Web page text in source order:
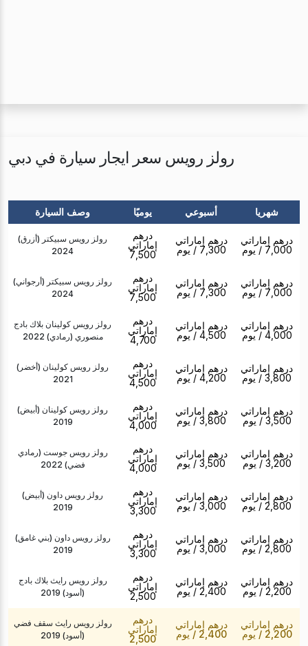
رولز رويس سعر ايجار سيارة في دبي
وصف السيارة يوميًا أسبوعي شهريا
رولز رويس سبيكتر (أزرق)
2024
درهم
إماراتي
7,500
درهم إماراتي
7,300 / يوم
درهم إماراتي
7,000 / يوم
رولز رويس سبيكتر (أرجواني)
2024
درهم
إماراتي
7,500
درهم إماراتي
7,300 / يوم
درهم إماراتي
7,000 / يوم
رولز رويس كولينان بلاك بادج
منصوري (رمادي) 2022
درهم
إماراتي
4,700
درهم إماراتي
4,500 / يوم
درهم إماراتي
4,000 / يوم
رولز رويس كولينان (أخضر)
2021
درهم
إماراتي
4,500
درهم إماراتي
4,200 / يوم
درهم إماراتي
3,800 / يوم
رولز رويس كولينان (أبيض)
2019
درهم
إماراتي
4,000
درهم إماراتي
3,800 / يوم
درهم إماراتي
3,500 / يوم
رولز رويس جوست (رمادي
فضي) 2022
درهم
إماراتي
4,000
درهم إماراتي
3,500 / يوم
درهم إماراتي
3,200 / يوم
رولز رويس داون (أبيض)
2019
درهم
إماراتي
3,300
درهم إماراتي
3,000 / يوم
درهم إماراتي
2,800 / يوم
رولز رويس داون (بني غامق)
2019
درهم
إماراتي
3,300
درهم إماراتي
3,000 / يوم
درهم إماراتي
2,800 / يوم
رولز رويس رايث بلاك بادج
(أسود) 2019
درهم
إماراتي
2,500
درهم إماراتي
2,400 / يوم
درهم إماراتي
2,200 / يوم
رولز رويس رايث سقف فضي
(أسود) 2019
درهم
إماراتي
2,500
درهم إماراتي
2,400 / يوم
درهم إماراتي
2,200 / يوم